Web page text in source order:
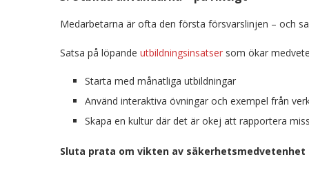
Medarbetarna är ofta den första försvarslinjen – och
Satsa på löpande utbildningsinsatser som ökar
Starta med månatliga utbildningar
Använd interaktiva övningar och exempel från
Skapa en kultur där det är okej att rapportera
Sluta prata om vikten av säkerhetsmedvetenhet